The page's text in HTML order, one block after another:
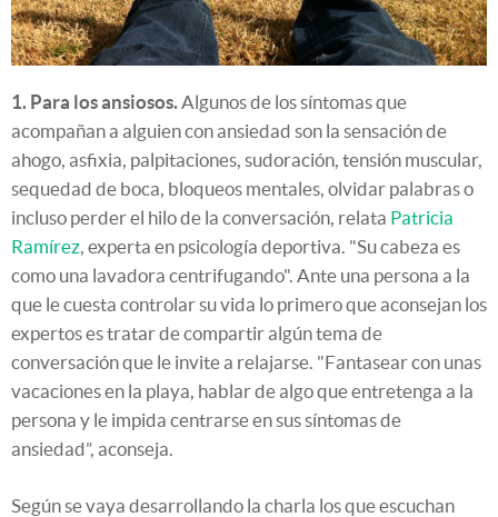
1. Para los ansiosos. Algunos de los síntomas que
acompañan a alguien con ansiedad son la sensación de
ahogo, asfixia, palpitaciones, sudoración, tensión muscular,
sequedad de boca, bloqueos mentales, olvidar palabras o
incluso perder el hilo de la conversación, relata Patricia
Ramírez , experta en psicología deportiva. "Su cabeza es
como una lavadora centrifugando". Ante una persona a la
que le cuesta controlar su vida lo primero que aconsejan los
expertos es tratar de compartir algún tema de
conversación que le invite a relajarse. "Fantasear con unas
vacaciones en la playa, hablar de algo que entretenga a la
persona y le impida centrarse en sus síntomas de
ansiedad”, aconseja.
Según se vaya desarrollando la charla los que escuchan